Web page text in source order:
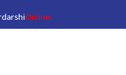
Online.